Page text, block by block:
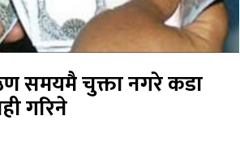
समयमै चुक्ता नगरे कडा
गरिने